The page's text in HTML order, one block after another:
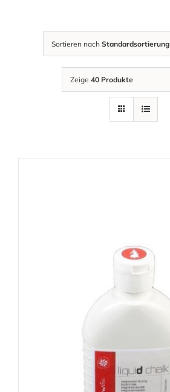
Sortieren nach Standardsortierung
Zeige 40 Produkte